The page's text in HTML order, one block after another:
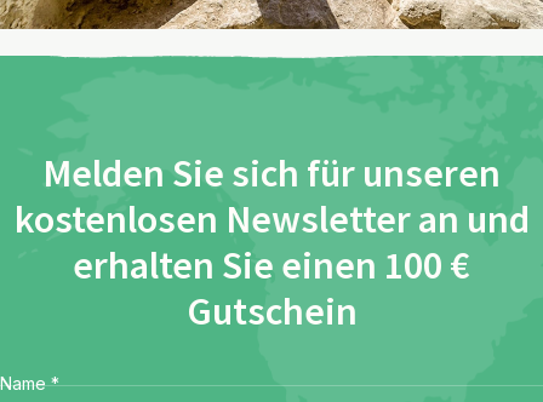
Melden Sie sich für unseren
kostenlosen Newsletter an und
erhalten Sie einen 100 €
Gutschein
Name *